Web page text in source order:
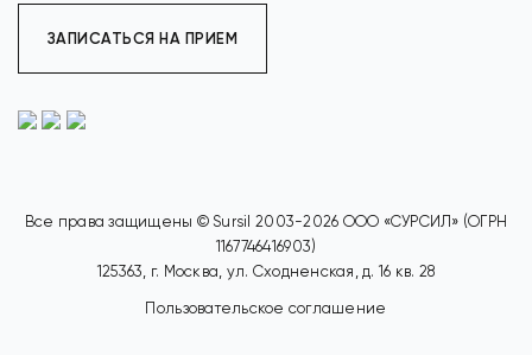
ЗАПИСАТЬСЯ НА ПРИЕМ
Все права защищены © Sursil 2003-2026 ООО «СУРСИЛ» (ОГРН
1167746416903)
125363, г. Москва, ул. Сходненская, д. 16 кв. 28
Пользовательское соглашение